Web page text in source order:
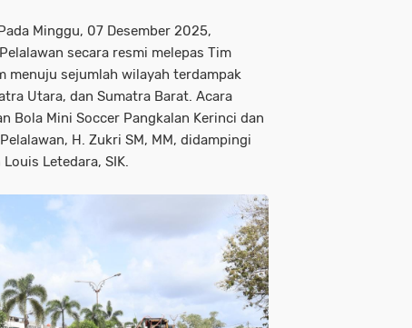
Minggu, 07 Desember 2025,
secara resmi melepas Tim
menuju sejumlah wilayah terdampak
Utara, dan Sumatra Barat. Acara
Bola Mini Soccer Pangkalan Kerinci dan
H. Zukri SM, MM, didampingi
Letedara, SIK.